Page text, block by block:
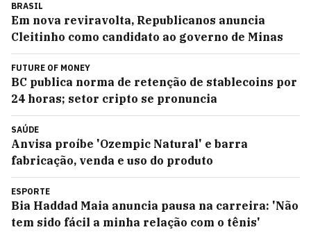
BRASIL
Em nova reviravolta, Republicanos anuncia
Cleitinho como candidato ao governo de Minas
FUTURE OF MONEY
BC publica norma de retenção de stablecoins por
24 horas; setor cripto se pronuncia
SAÚDE
Anvisa proíbe 'Ozempic Natural' e barra
fabricação, venda e uso do produto
ESPORTE
Bia Haddad Maia anuncia pausa na carreira: 'Não
tem sido fácil a minha relação com o tênis'